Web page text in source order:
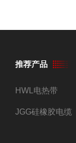
推荐产品
HWL电热带
JGG硅橡胶电缆